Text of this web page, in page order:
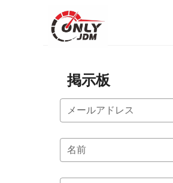
掲示板
メールアドレス
名前